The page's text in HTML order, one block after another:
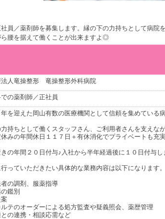
員／薬剤師を募集します。縁の下の力持ちとして病
ら腰を据えて働くことが出来ますよ◎
法人竜操整形 竜操整形外科病院
の薬剤師／正社員
を迎えた岡山有数の医療機関として信頼を集めている
持ちとして働くスタッフさん、ご利用者さんを支えな
休みの年間休日１１７日＋有休消化でプライベートも充
の年間２０日付与♪入社から半年経過後に１０日付与し
っていただきたい具体的な業務内容は以下になります。
者の調剤、服薬指導
鑑別
ルテのオーダーによる処方監査や疑義照会、薬歴管理
との連携・相談応需など